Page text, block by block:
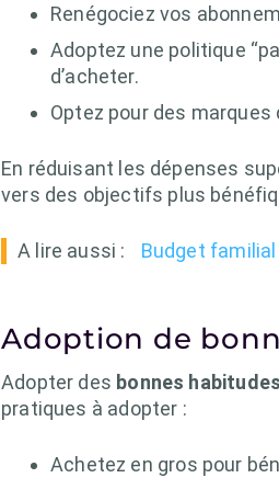
Renégociez vos
Adoptez une politique
d’acheter.
Optez pour des
En réduisant les dépenses
vers des objectifs plus
A lire aussi : Budget
Adoption de
Adopter des bonnes
pratiques à adopter :
Achetez en gros pour